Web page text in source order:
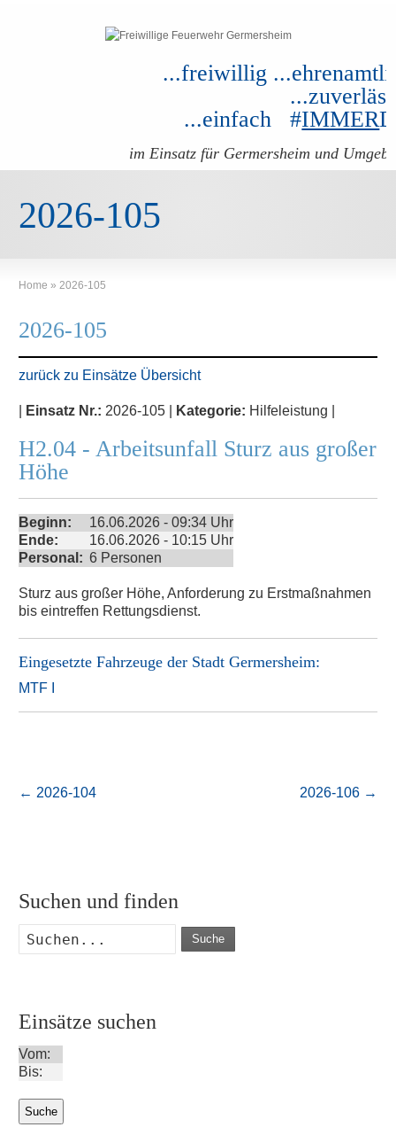
...freiwillig
...einfach #IMMER
im Einsatz für Germersheim und
2026-105
Home » 2026-105
2026-105
zurück zu Einsätze Übersicht
Einsatz Nr.: 2026-105 | Kategorie: Hilfeleistung |
H2.04 - Arbeitsunfall Sturz aus großer
Höhe
Beginn:
16.06.2026 - 09:34 Uhr
Ende:
16.06.2026 - 10:15 Uhr
Personal: 6 Personen
Sturz aus großer Höhe, Anforderung zu Erstmaßnahmen
bis eintreffen Rettungsdienst.
Eingesetzte Fahrzeuge der Stadt Germersheim:
MTF I
← 2026-104 2026-106 →
Suchen und finden
Suche
Einsätze suchen
Vom:
Bis: